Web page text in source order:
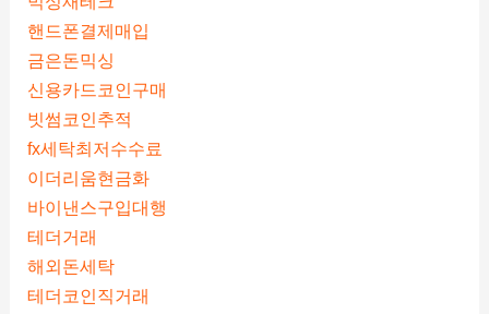
핸드폰결제매입
금은돈믹싱
신용카드코인구매
빗썸코인추적
fx세탁최저수수료
이더리움현금화
바이낸스구입대행
테더거래
해외돈세탁
테더코인직거래